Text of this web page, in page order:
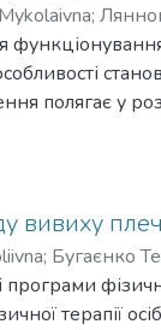
;
полягає у
кровообігу.
доменів
кровообігу
терапії
вивиху
; Бугаєнко
терапії